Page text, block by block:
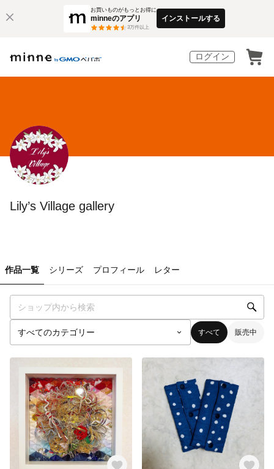
お買いものがもっとお得に
minneのアプリ
3万件以上
インストールする
ログイン
Lily’s Village gallery
作品一覧 シリーズ プロフィール レター
すべて 販売中